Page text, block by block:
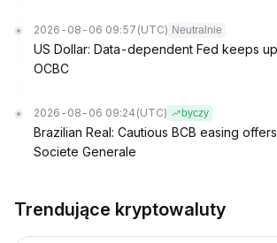
2026-08-06 09:57 (UTC) Neutralnie
US Dollar: Data-dependent Fed keeps
OCBC
2026-08-06 09:24 (UTC) byczy
Brazilian Real: Cautious BCB easing
Societe Generale
Trendujące kryptowaluty